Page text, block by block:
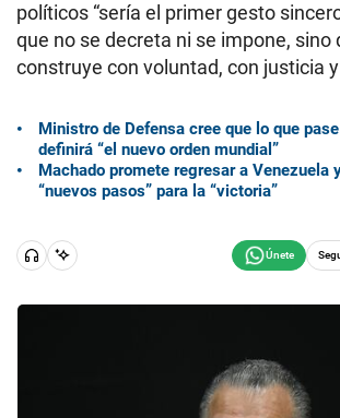
políticos “sería el primer gesto
que no se decreta ni se impone, sino
construye con voluntad, con justicia
Ministro de Defensa cree que lo que
definirá “el nuevo orden mundial”
Machado promete regresar a Venezuela
“nuevos pasos” para la “victoria”